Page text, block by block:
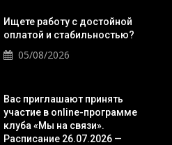
Ищете работу с достойной
оплатой и стабильностью?
05/08/2026
Вас приглашают принять
участие в online-программе
клуба «Мы на связи».
Расписание 26.07.2026 —